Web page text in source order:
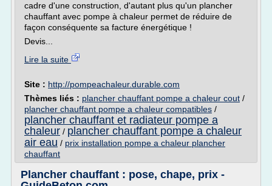
cadre d'une construction, d'autant plus qu'un plancher
chauffant avec pompe à chaleur permet de réduire de
façon conséquente sa facture énergétique !
Devis...
Lire la suite
Site : http://pompeachaleur.durable.com
Thèmes liés : plancher chauffant pompe a chaleur cout /
plancher chauffant pompe a chaleur compatibles /
plancher chauffant et radiateur pompe a
chaleur / plancher chauffant pompe a chaleur
air eau / prix installation pompe a chaleur plancher
chauffant
Plancher chauffant : pose, chape, prix -